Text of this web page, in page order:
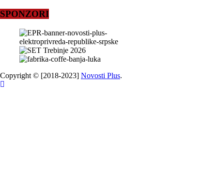
SPONZORI
Copyright © [2018-2023] Novosti Plus.